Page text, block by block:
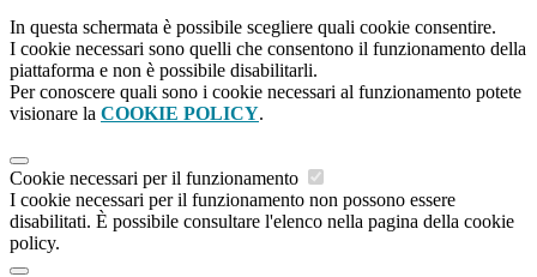
In questa schermata è possibile scegliere quali cookie consentire.
I cookie necessari sono quelli che consentono il funzionamento della
piattaforma e non è possibile disabilitarli.
Per conoscere quali sono i cookie necessari al funzionamento potete
visionare la COOKIE POLICY.
Cookie necessari per il funzionamento
I cookie necessari per il funzionamento non possono essere
disabilitati. È possibile consultare l'elenco nella pagina della cookie
policy.